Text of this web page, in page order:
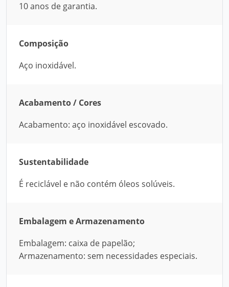
10 anos de garantia.
Composição
Aço inoxidável.
Acabamento / Cores
Acabamento: aço inoxidável escovado.
Sustentabilidade
É reciclável e não contém óleos solúveis.
Embalagem e Armazenamento
Embalagem: caixa de papelão;
Armazenamento: sem necessidades especiais.